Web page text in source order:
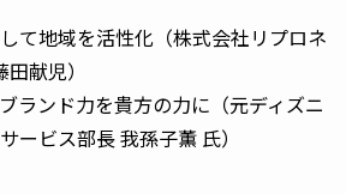
て地域を活性化（株式会社リプロネ
献児）
ランド力を貴方の力に（元ディズニ
ービス部長 我孫子薫 氏）